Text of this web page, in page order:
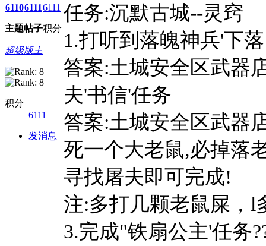
6110
主题
6111
帖子
6111
积分
超级版主
积分
6111
发消息
任务:沉默古城--灵窍
1.打听到落魄神兵'下落
答案:土城安全区武器
夫'书信'任务
答案:土城安全区武器
死一个大老鼠,必掉落
寻找屠夫即可完成!
注:多打几颗老鼠屎，l
3.完成"铁扇公主'任务